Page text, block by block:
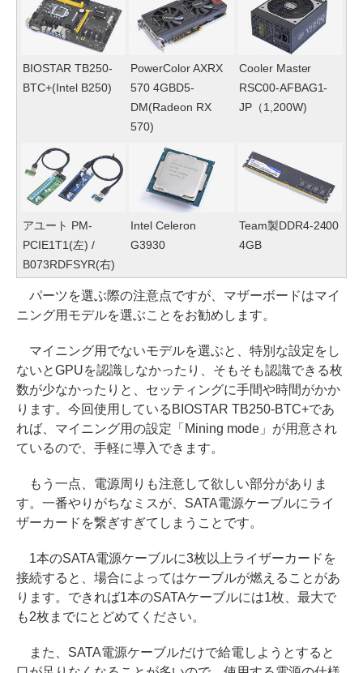
BIOSTAR TB250-
BTC+(Intel B250)
PowerColor AXRX
570 4GBD5-
DM(Radeon RX
570)
Cooler Master
RSC00-AFBAG1-
JP（1,200W)
アユート PM-
PCIE1T1(左) /
B073RDFSYR(右)
Intel Celeron
G3930
Team製DDR4-2400
4GB
パーツを選ぶ際の注意点ですが、マザーボードはマイ
ニング用モデルを選ぶことをお勧めします。
マイニング用でないモデルを選ぶと、特別な設定をし
ないとGPUを認識しなかったり、そもそも認識できる枚
数が少なかったりと、セッティングに手間や時間がかか
ります。今回使用しているBIOSTAR TB250-BTC+であ
れば、マイニング用の設定「Mining mode」が用意され
ているので、手軽に導入できます。
もう一点、電源周りも注意して欲しい部分がありま
す。一番やりがちなミスが、SATA電源ケーブルにライ
ザーカードを繋ぎすぎてしまうことです。
1本のSATA電源ケーブルに3枚以上ライザーカードを
接続すると、場合によってはケーブルが燃えることがあ
ります。できれば1本のSATAケーブルには1枚、最大で
も2枚までにとどめてください。
また、SATA電源ケーブルだけで給電しようとすると